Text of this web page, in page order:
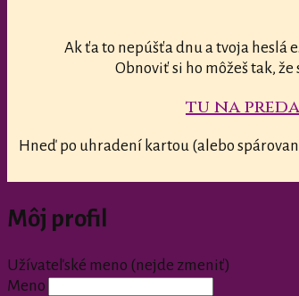
Ak ťa to nepúšťa dnu a tvoja heslá
Obnoviť si ho môžeš tak,
tu na
Hneď po uhradení kartou (alebo
Môj profil
Užívateľské meno (nejde zmeniť)
Meno